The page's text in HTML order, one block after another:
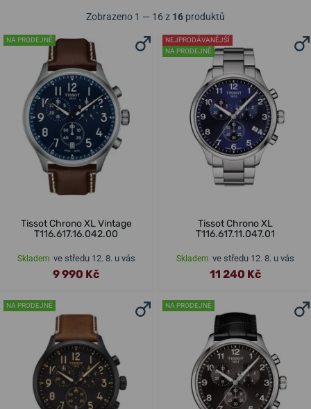
Zobrazeno 1 — 16 z 16 produktů
NA PRODEJNĚ
Tissot Chrono XL Vintage
T116.617.16.042.00
Skladem ve středu 12. 8. u vás
9 990 Kč
NEJPRODÁVANĚJŠÍ
NA PRODEJNĚ
Tissot Chrono XL
T116.617.11.047.01
Skladem ve středu 12. 8. u vás
11 240 Kč
NA PRODEJNĚ NA PRODEJNĚ